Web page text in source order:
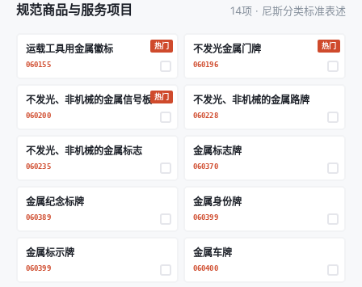
规范商品与服务项目 14项 · 尼斯分类标准表述
运载工具用金属徽标
060155
热门 不发光金属门牌
060196
热门
不发光、非机械的金属信号板
060200
热门 不发光、非机械的金属路牌
060228
不发光、非机械的金属标志
060235
金属标志牌
060370
金属纪念标牌
060389
金属身份牌
060399
金属标示牌
060399
金属车牌
060400